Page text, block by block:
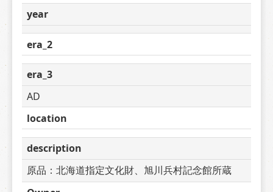
year
era_2
era_3
AD
location
description
原品：北海道指定文化財、旭川兵村記念館所蔵